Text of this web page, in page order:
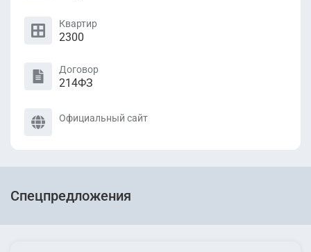
Квартир
2300
Договор
214ФЗ
Официальный сайт
Спецпредложения